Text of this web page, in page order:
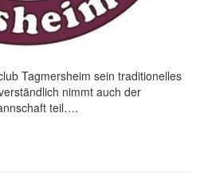
Tagmersheim sein traditionelles
nimmt auch der
teil….